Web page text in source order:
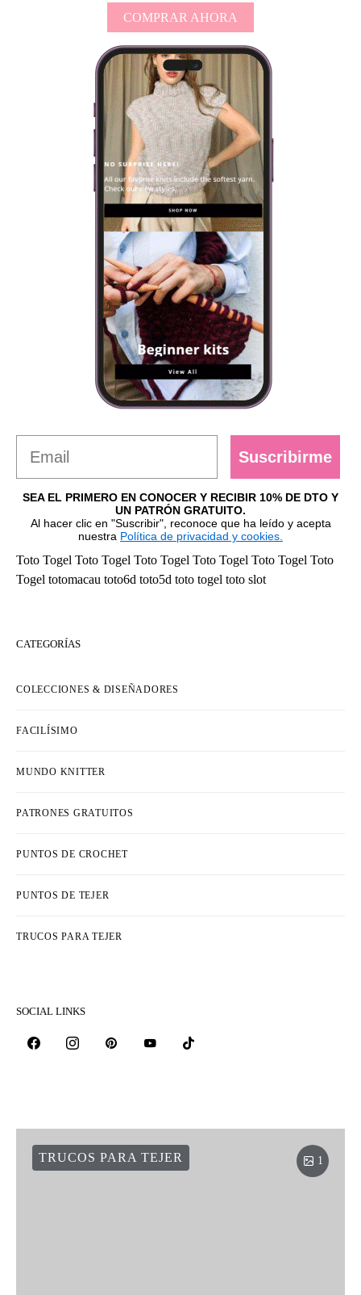
COMPRAR AHORA
Suscribirme
SEA EL PRIMERO EN CONOCER Y RECIBIR 10% DE DTO Y
UN PATRÓN GRATUITO.
Al hacer clic en "Suscribir", reconoce que ha leído y acepta
nuestra Política de privacidad y cookies.
Toto Togel Toto Togel Toto Togel Toto Togel Toto Togel Toto
Togel totomacau toto6d toto5d toto togel toto slot
CATEGORÍAS
COLECCIONES & DISEÑADORES
FACILÍSIMO
MUNDO KNITTER
PATRONES GRATUITOS
PUNTOS DE CROCHET
PUNTOS DE TEJER
TRUCOS PARA TEJER
SOCIAL LINKS
1
TRUCOS PARA TEJER